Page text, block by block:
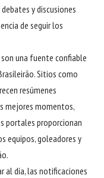
y discusiones
de seguir los
una fuente confiable
Sitios como
resúmenes
mejores momentos,
portales proporcionan
equipos, goleadores y
al día, las notificaciones